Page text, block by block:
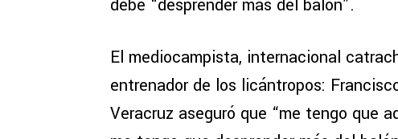
debe “desprender más del balón”.
El mediocampista, internacional
entrenador de los licántropos:
Veracruz aseguró que “me tengo que